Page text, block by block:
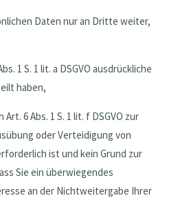
Daten nur an Dritte weiter,
1 S. 1 lit. a DSGVO ausdrückliche
haben,
Art. 6 Abs. 1 S. 1 lit. f DSGVO zur
oder Verteidigung von
ist und kein Grund zur
Sie ein überwiegendes
an der Nichtweitergabe Ihrer